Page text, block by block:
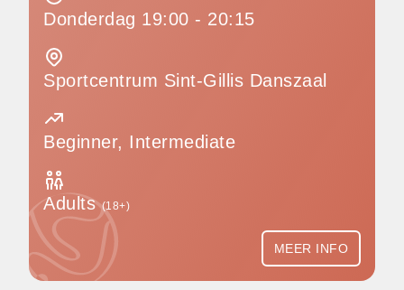
Donderdag 19:00 - 20:15
Sportcentrum Sint-Gillis Danszaal
Beginner, Intermediate
Adults(18+)
MEER INFO